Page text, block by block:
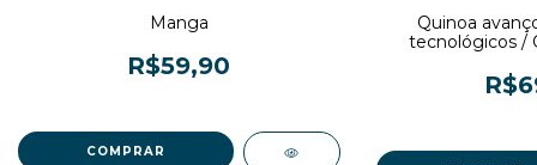
Manga
R$59,90
Quinoa
tecnológicos /